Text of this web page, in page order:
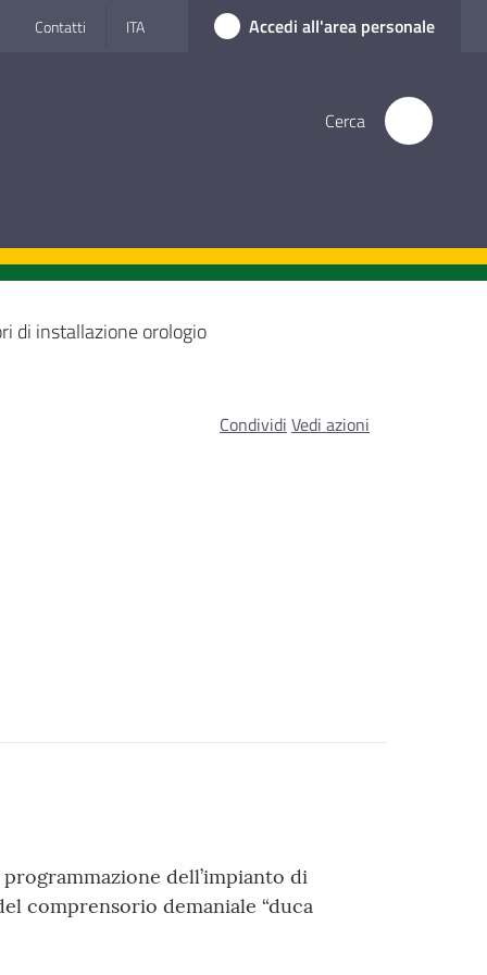
Contatti ITA Accedi all'area personale
Cerca
di installazione orologio
Condividi Vedi azioni
dell’impianto di
comprensorio demaniale “duca